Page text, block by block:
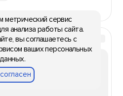
метрический сервис
анализа работы сайта.
вы соглашаетесь с
ваших персональных
данных.